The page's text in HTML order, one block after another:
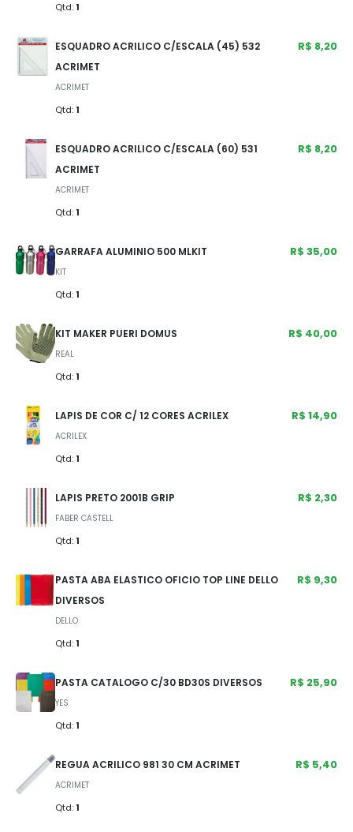
Qtd: 1
ESQUADRO ACRILICO C/ESCALA (45) 532
ACRIMET
ACRIMET
Qtd: 1
R$ 8,20
ESQUADRO ACRILICO C/ESCALA (60) 531
ACRIMET
ACRIMET
Qtd: 1
R$ 8,20
GARRAFA ALUMINIO 500 MLKIT
KIT
Qtd: 1
R$ 35,00
KIT MAKER PUERI DOMUS
REAL
Qtd: 1
R$ 40,00
LAPIS DE COR C/ 12 CORES ACRILEX
ACRILEX
Qtd: 1
R$ 14,90
LAPIS PRETO 2001B GRIP
FABER CASTELL
Qtd: 1
R$ 2,30
PASTA ABA ELASTICO OFICIO TOP LINE DELLO
DIVERSOS
DELLO
Qtd: 1
R$ 9,30
PASTA CATALOGO C/30 BD30S DIVERSOS
YES
Qtd: 1
R$ 25,90
REGUA ACRILICO 981 30 CM ACRIMET
ACRIMET
Qtd: 1
R$ 5,40